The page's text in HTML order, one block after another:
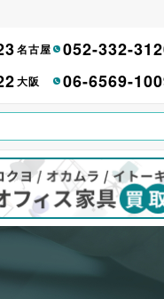
名古屋 052-332-
大阪 06-6569-